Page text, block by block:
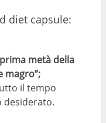
diet capsule:
metà della
magro”;
il tempo
desiderato.